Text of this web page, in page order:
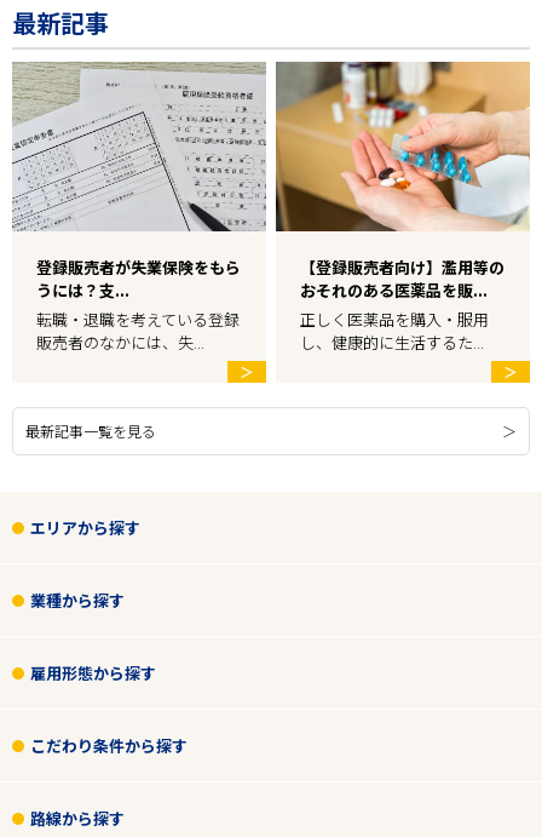
最新記事
登録販売者が失業保険をもら
うには？支...
転職・退職を考えている登録
販売者のなかには、失...
＞
【登録販売者向け】濫用等の
おそれのある医薬品を販...
正しく医薬品を購入・服用
し、健康的に生活するた...
＞
最新記事一覧を見る
エリアから探す
業種から探す
雇用形態から探す
こだわり条件から探す
路線から探す